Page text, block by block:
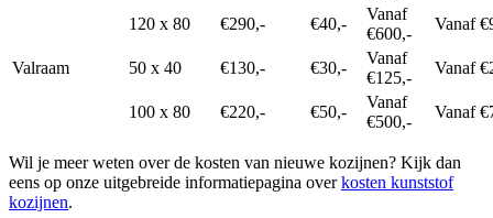
120 x 80 €290,- €40,-
Vanaf
€600,-
Vanaf
Valraam 50 x 40 €130,- €30,-
Vanaf
€125,-
Vanaf
100 x 80 €220,- €50,-
Vanaf
€500,-
Vanaf
Wil je meer weten over de kosten van nieuwe kozijnen? Kijk dan
eens op onze uitgebreide informatiepagina overkosten kunststof
kozijnen.